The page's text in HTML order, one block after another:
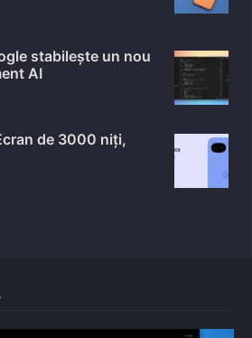
stabilește un nou
AI
de 3000 niți,